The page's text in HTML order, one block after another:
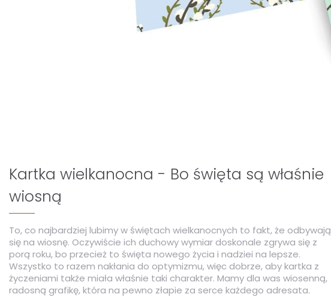
Kartka wielkanocna - Bo święta są właśnie
wiosną
To, co najbardziej lubimy w świętach wielkanocnych to fakt, że odbywają
się na wiosnę. Oczywiście ich duchowy wymiar doskonale zgrywa się z
porą roku, bo przecież to święta nowego życia i nadziei na lepsze.
Wszystko to razem nakłania do optymizmu, więc dobrze, aby kartka z
życzeniami także miała właśnie taki charakter. Mamy dla was wiosenną,
radosną grafikę, która na pewno złapie za serce każdego adresata.